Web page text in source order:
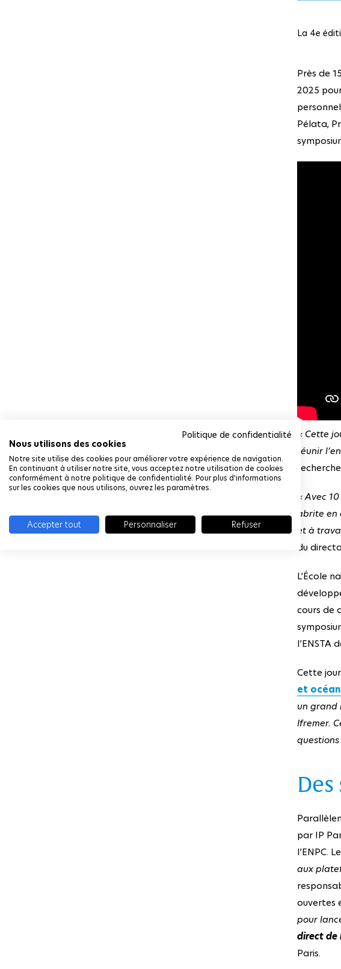
Politique de confidentialité
Nous utilisons des cookies
Notre site utilise des cookies pour améliorer votre expérience de navigation.
En continuant à utiliser notre site, vous acceptez notre utilisation de cookies
conformément à notre politique de confidentialité. Pour plus d'informations
sur les cookies que nous utilisons, ouvrez les paramètres.
Accepter tout Personnaliser Refuser
La 4e
Près de
2025
Pélata,
« Cette
réunir
« Avec
abrite
et à
du
L’École
cours de
l’ENSTA
Cette
et océan
un grand
Ifremer.
questions
par IP
l’ENPC.
aux
ouvertes
pour
direct de
Paris.